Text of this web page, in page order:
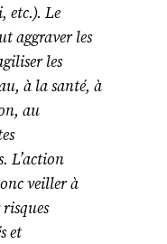
etc.). Le
aggraver les
les
à la santé, à
au
L’action
veiller à
et